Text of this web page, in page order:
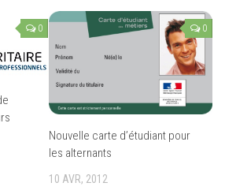
0 0
Nouvelle carte d’étudiant pour
les alternants
10 AVR, 2012